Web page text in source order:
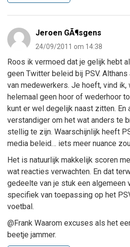
Jeroen GÃ¶sgens
24/09/2011 om 14:38
Roos ik vermoed dat je gelijk hebt
geen Twitter beleid bij PSV.
van medewerkers. Je hoeft, vind
helemaal geen hoor of wederhoor
kunt er wel degelijk naast zitten. En
verstandiger om het wat anders te
stellig te zijn. Waarschijnlijk heeft
media beleid… iets meer nuance
Het is natuurlijk makkelijk scoren
wat reacties verwachten. En dat
gedeelte van je stuk een algemeen
specifiek van toepassing op het
voetbal.
@Frank Waarom excuses als het
beetje jammer.